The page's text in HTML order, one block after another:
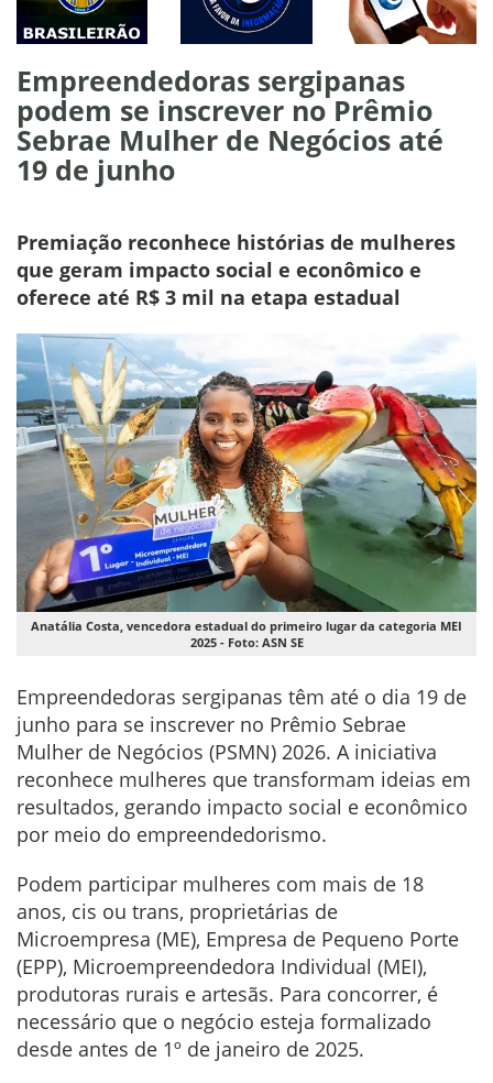
Empreendedoras sergipanas
podem se inscrever no Prêmio
Sebrae Mulher de Negócios até
19 de junho
Premiação reconhece histórias de mulheres
que geram impacto social e econômico e
oferece até R$ 3 mil na etapa estadual
Anatália Costa, vencedora estadual do primeiro lugar da categoria MEI
2025 - Foto: ASN SE
Empreendedoras sergipanas têm até o dia 19 de
junho para se inscrever no Prêmio Sebrae
Mulher de Negócios (PSMN) 2026. A iniciativa
reconhece mulheres que transformam ideias em
resultados, gerando impacto social e econômico
por meio do empreendedorismo.
Podem participar mulheres com mais de 18
anos, cis ou trans, proprietárias de
Microempresa (ME), Empresa de Pequeno Porte
(EPP), Microempreendedora Individual (MEI),
produtoras rurais e artesãs. Para concorrer, é
necessário que o negócio esteja formalizado
desde antes de 1º de janeiro de 2025.